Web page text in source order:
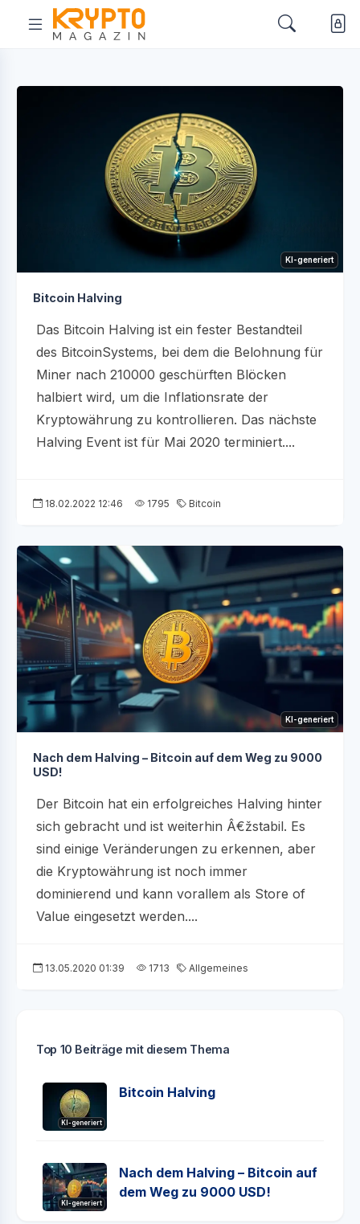
KI-generiert
Bitcoin Halving
Das Bitcoin Halving ist ein fester Bestandteil
des BitcoinSystems, bei dem die Belohnung für
Miner nach 210000 geschürften Blöcken
halbiert wird, um die Inflationsrate der
Kryptowährung zu kontrollieren. Das nächste
Halving Event ist für Mai 2020 terminiert....
18.02.2022 12:46 1795 Bitcoin
KI-generiert
Nach dem Halving – Bitcoin auf dem Weg zu 9000
USD!
Der Bitcoin hat ein erfolgreiches Halving hinter
sich gebracht und ist weiterhin Â€žstabil. Es
sind einige Veränderungen zu erkennen, aber
die Kryptowährung ist noch immer
dominierend und kann vorallem als Store of
Value eingesetzt werden....
13.05.2020 01:39 1713 Allgemeines
Top 10 Beiträge mit diesem Thema
KI-generiert
Bitcoin Halving
KI-generiert
Nach dem Halving – Bitcoin auf
dem Weg zu 9000 USD!